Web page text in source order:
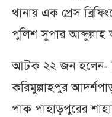
থানায় এক প্রেস
পুলিশ সুপার
আটক ২২ জন হলেন-
করিমুল্লাহপুর
পাক পাহাড়পুরের